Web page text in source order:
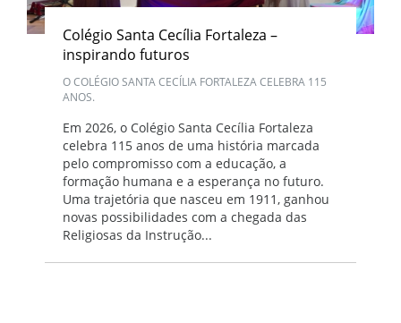
Colégio Santa Cecília Fortaleza –
inspirando futuros
O COLÉGIO SANTA CECÍLIA FORTALEZA CELEBRA 115
ANOS.
Em 2026, o Colégio Santa Cecília Fortaleza
celebra 115 anos de uma história marcada
pelo compromisso com a educação, a
formação humana e a esperança no futuro.
Uma trajetória que nasceu em 1911, ganhou
novas possibilidades com a chegada das
Religiosas da Instrução...